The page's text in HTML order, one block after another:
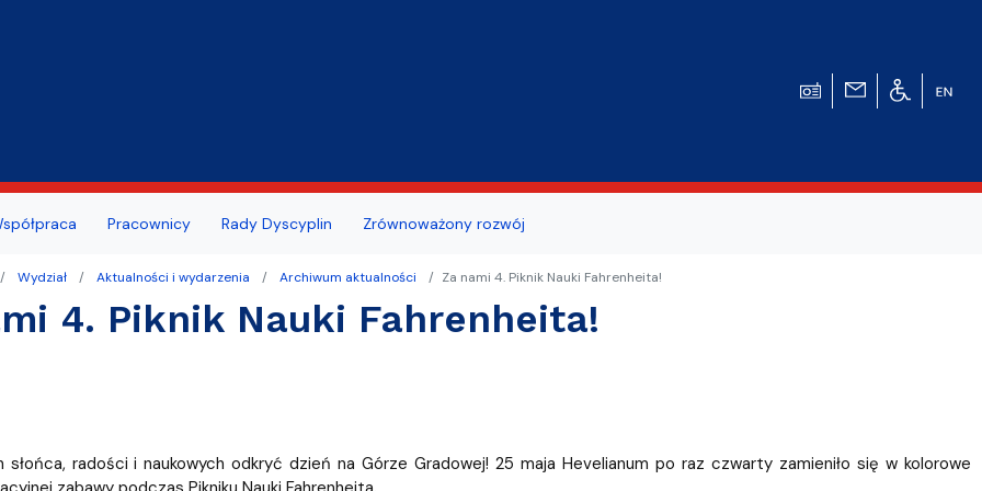
oceny pracowniczej
z działalności wydziału
UG
Portal Studenta
Erasmus i inne programy dla studentów i
doktorantów
nauki
Pracownicy Rady Dyscyplin Zrównoważony rozwój
Wydział Aktualności i wydarzenia Archiwum aktualności Za nami 4. Piknik Nauki Fahrenheita!
4. Piknik Nauki Fahrenheita!
słońca, radości i naukowych odkryć dzień na Górze Gradowej! 25 maja Hevelianum po raz czwarty zamieniło się w kolorowe